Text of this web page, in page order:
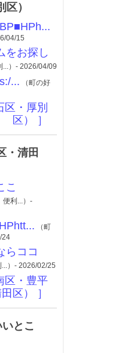
）
04/15
をお探し
...）- 2026/04/09
... （町の好
区・厚別
区） ］
・清田
こ
便利...）-
（町
24
らココ
...）- 2026/02/25
区・豊平
区） ］
とこ